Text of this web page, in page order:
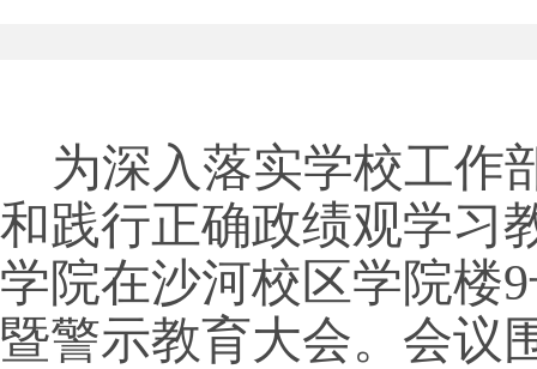
为深入落实学校工作
和践行正确政绩观学习
学院在沙河校区学院楼
暨警示教育大会。会议